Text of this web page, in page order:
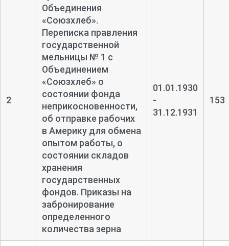
2
Объединения
«Союзхлеб».
Переписка правления
государственной
мельницы № 1 с
Объединением
«Союзхлеб» о
состоянии фонда
неприкосновенности,
об отправке рабочих
в Америку для обмена
опытом работы, о
состоянии складов
хранения
государственных
фондов. Приказы на
забронирование
определенного
количества зерна
01.01.1930
-
31.12.1931
153